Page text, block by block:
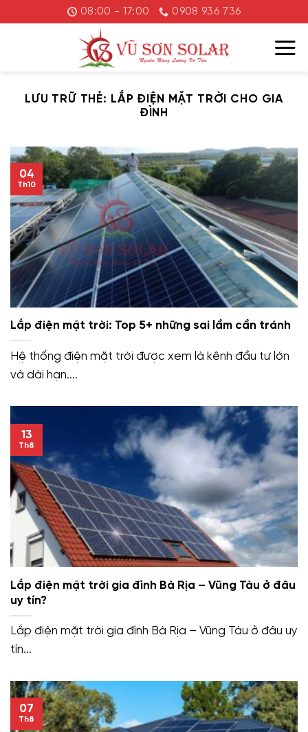
đến
08:00 - 17:00 0908 936 736
LƯU TRỮ THẺ: LẮP ĐIỆN MẶT TRỜI CHO GIA
ĐÌNH
Lắp điện mặt trời: Top 5+ những sai lầm cần tránh
Hệ thống điện mặt trời được xem là kênh đầu tư lớn
và dài hạn....
04
Th10
Lắp điện mặt trời gia đình Bà Rịa – Vũng Tàu ở đâu
uy tín?
Lắp điện mặt trời gia đình Bà Rịa – Vũng Tàu ở đâu uy
tín...
13
Th8
07
Th8